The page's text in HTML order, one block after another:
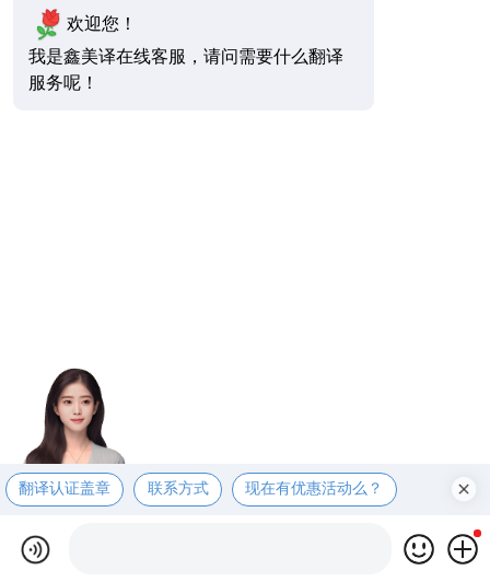
欢迎您！
我是鑫美译在线客服，请问需要什么翻译
服务呢！
翻译认证盖章 联系方式 现在有优惠活动么？